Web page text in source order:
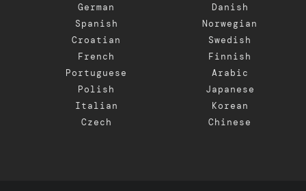
German
Spanish
Croatian
French
Portuguese
Polish
Italian
Czech
Danish
Norwegian
Swedish
Finnish
Arabic
Japanese
Korean
Chinese